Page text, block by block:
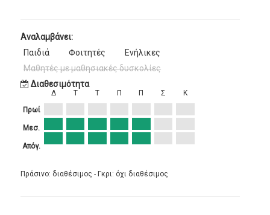
Αναλαμβάνει:
Παιδιά
Φοιτητές
Ενήλικες
Μαθητές με μαθησιακές δυσκολίες
Διαθεσιμότητα
Πρωί
Μεσ.
Απόγ.
Δ Τ Τ Π Π Σ Κ
Πράσινο: διαθέσιμος - Γκρι: όχι διαθέσιμος